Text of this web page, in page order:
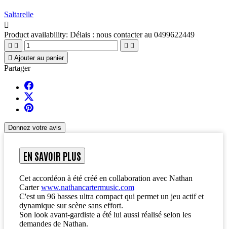
Saltarelle

Product availability: Délais : nous contacter au 0499622449
   
 Ajouter au panier
Partager
Donnez votre avis
EN SAVOIR PLUS
Cet accordéon à été créé en collaboration avec Nathan
Carterwww.nathancartermusic.com
C'est un 96 basses ultra compact qui permet un jeu actif et
dynamique sur scène sans effort.
Son look avant-gardiste a été lui aussi réalisé selon les
demandes de Nathan.